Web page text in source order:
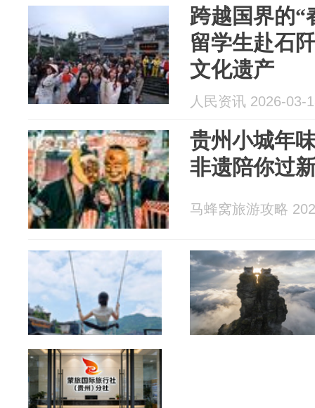
跨越国界的“
留学生赴石
文化遗产
人民资讯 2026-03-
贵州小城年
非遗陪你过
马蜂窝旅游攻略